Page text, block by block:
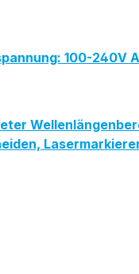
100-240V